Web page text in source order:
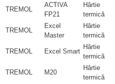
TREMOL
ACTIVA
FP21
Hârtie
termică
TREMOL
Excel
Master
Hârtie
termică
TREMOL Excel Smart
Hârtie
termică
TREMOL M20
Hârtie
termică